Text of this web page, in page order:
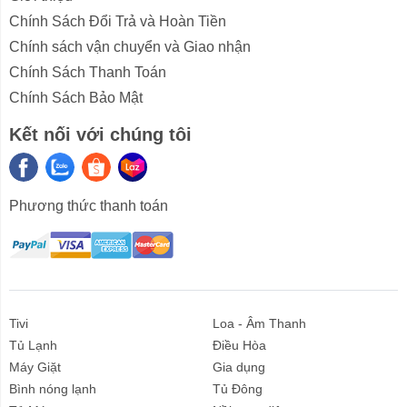
Chính Sách Đổi Trả và Hoàn Tiền
Chính sách vận chuyển và Giao nhận
Chính Sách Thanh Toán
Chính Sách Bảo Mật
Kết nối với chúng tôi
Phương thức thanh toán
Tivi
Loa - Âm Thanh
Tủ Lạnh
Điều Hòa
Máy Giặt
Gia dụng
Bình nóng lạnh
Tủ Đông